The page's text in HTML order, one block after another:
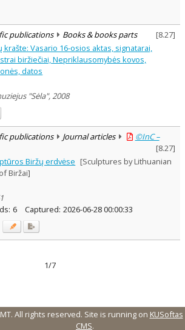
publications Books & books parts [8.27]
krašte: Vasario 16-osios aktas, signatarai,
biržiečiai, Nepriklausomybės kovos,
datos
"Sėla", 2008
publications Journal articles
©InC –
[8.27]
Biržų erdvėse [Sculptures by Lithuanian
Biržai]
6 Captured: 2026-06-28 00:00:33
1/7
All rights reserved. Site is running on KUSoftas
CMS.